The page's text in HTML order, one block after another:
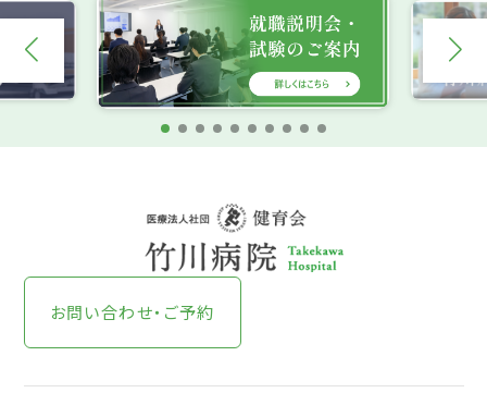
お問い合わせ・ご予約